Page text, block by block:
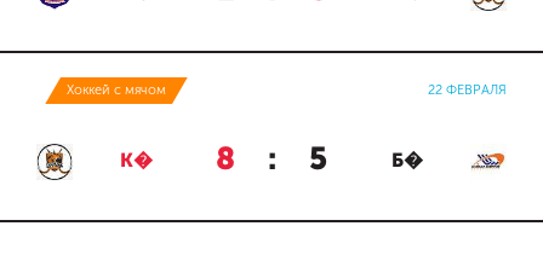
Хоккей с мячом 22 ФЕВРАЛЯ
К� 8 : 5 Б�